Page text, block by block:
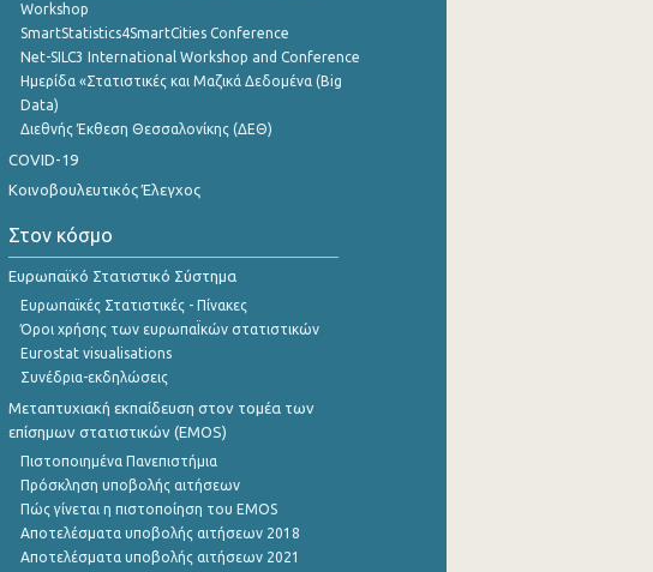
Workshop
SmartStatistics4SmartCities Conference
Net-SILC3 International Workshop and Conference
Ημερίδα «Στατιστικές και Μαζικά Δεδομένα (Big
Data)
Διεθνής Έκθεση Θεσσαλονίκης (ΔΕΘ)
COVID-19
Κοινοβουλευτικός Έλεγχος
Στον κόσμο
Ευρωπαϊκό Στατιστικό Σύστημα
Ευρωπαϊκές Στατιστικές - Πίνακες
Όροι χρήσης των ευρωπαΪκών στατιστικών
Eurostat visualisations
Συνέδρια-εκδηλώσεις
Μεταπτυχιακή εκπαίδευση στον τομέα των
επίσημων στατιστικών (EMOS)
Πιστοποιημένα Πανεπιστήμια
Πρόσκληση υποβολής αιτήσεων
Πώς γίνεται η πιστοποίηση του EMOS
Αποτελέσματα υποβολής αιτήσεων 2018
Αποτελέσματα υποβολής αιτήσεων 2021